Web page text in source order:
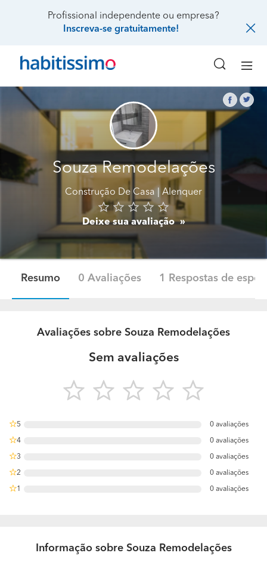
Profissional independente ou empresa?
Inscreva-se gratuitamente!
Souza Remodelações
Construção De Casa Alenquer
Deixe sua avaliação
Resumo 0 Avaliações 1 Respostas de
Avaliações sobre Souza Remodelações
Sem avaliações
5 0 avaliações
4 0 avaliações
3 0 avaliações
2 0 avaliações
1 0 avaliações
Informação sobre Souza Remodelações